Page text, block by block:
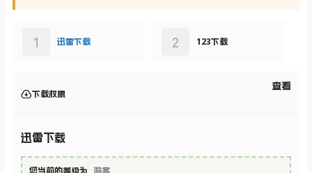
迅雷下载
1 123下载
2
下载权限
查看
迅雷下载
您当前的等级为 游客